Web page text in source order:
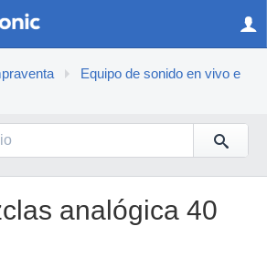
Equipo de sonido en vivo e
analógica 40